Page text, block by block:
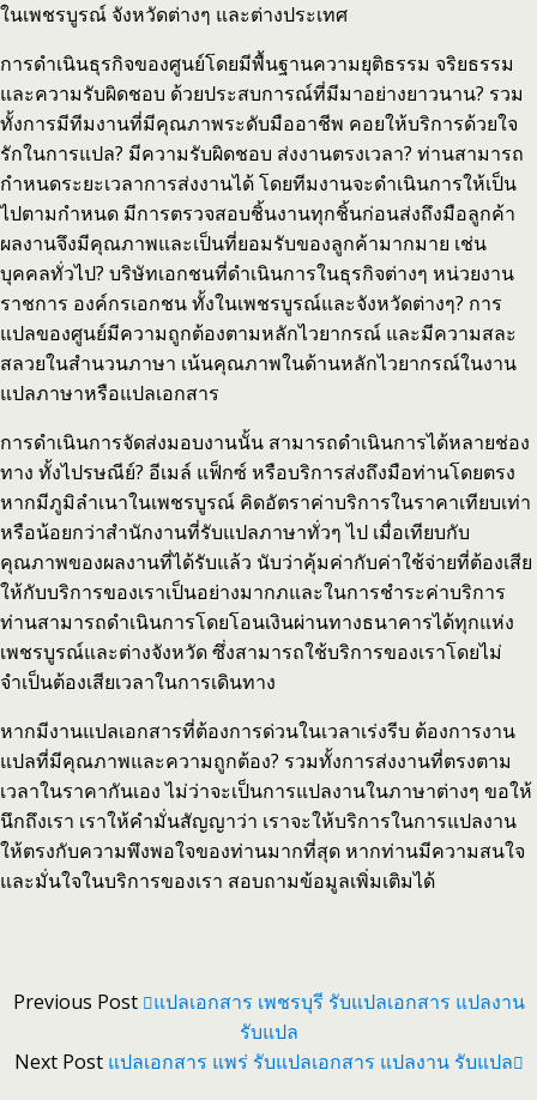
ในเพชรบูรณ์ จังหวัดต่างๆ และต่างประเทศ
การดำเนินธุรกิจของศูนย์โดยมีพื้นฐานความยุติธรรม จริยธรรม
และความรับผิดชอบ ด้วยประสบการณ์ที่มีมาอย่างยาวนาน? รวม
ทั้งการมีทีมงานที่มีคุณภาพระดับมืออาชีพ คอยให้บริการด้วยใจ
รักในการแปล? มีความรับผิดชอบ ส่งงานตรงเวลา? ท่านสามารถ
กำหนดระยะเวลาการส่งงานได้ โดยทีมงานจะดำเนินการให้เป็น
ไปตามกำหนด มีการตรวจสอบชิ้นงานทุกชิ้นก่อนส่งถึงมือลูกค้า
ผลงานจึงมีคุณภาพและเป็นที่ยอมรับของลูกค้ามากมาย เช่น
บุคคลทั่วไป? บริษัทเอกชนที่ดำเนินการในธุรกิจต่างๆ หน่วยงาน
ราชการ องค์กรเอกชน ทั้งในเพชรบูรณ์และจังหวัดต่างๆ? การ
แปลของศูนย์มีความถูกต้องตามหลักไวยากรณ์ และมีความสละ
สลวยในสำนวนภาษา เน้นคุณภาพในด้านหลักไวยากรณ์ในงาน
แปลภาษาหรือแปลเอกสาร
การดำเนินการจัดส่งมอบงานนั้น สามารถดำเนินการได้หลายช่อง
ทาง ทั้งไปรษณีย์? อีเมล์ แฟ็กซ์ หรือบริการส่งถึงมือท่านโดยตรง
หากมีภูมิลำเนาในเพชรบูรณ์ คิดอัตราค่าบริการในราคาเทียบเท่า
หรือน้อยกว่าสำนักงานที่รับแปลภาษาทั่วๆ ไป เมื่อเทียบกับ
คุณภาพของผลงานที่ได้รับแล้ว นับว่าคุ้มค่ากับค่าใช้จ่ายที่ต้องเสีย
ให้กับบริการของเราเป็นอย่างมากภและในการชำระค่าบริการ
ท่านสามารถดำเนินการโดยโอนเงินผ่านทางธนาคารได้ทุกแห่ง
เพชรบูรณ์และต่างจังหวัด ซึ่งสามารถใช้บริการของเราโดยไม่
จำเป็นต้องเสียเวลาในการเดินทาง
หากมีงานแปลเอกสารที่ต้องการด่วนในเวลาเร่งรีบ ต้องการงาน
แปลที่มีคุณภาพและความถูกต้อง? รวมทั้งการส่งงานที่ตรงตาม
เวลาในราคากันเอง ไม่ว่าจะเป็นการแปลงานในภาษาต่างๆ ขอให้
นึกถึงเรา เราให้คำมั่นสัญญาว่า เราจะให้บริการในการแปลงาน
ให้ตรงกับความพึงพอใจของท่านมากที่สุด หากท่านมีความสนใจ
และมั่นใจในบริการของเรา สอบถามข้อมูลเพิ่มเติมได้
Previous Post
แปลเอกสาร เพชรบุรี รับแปลเอกสาร แปลงาน
รับแปล
Next Post แปลเอกสาร แพร่ รับแปลเอกสาร แปลงาน รับแปล